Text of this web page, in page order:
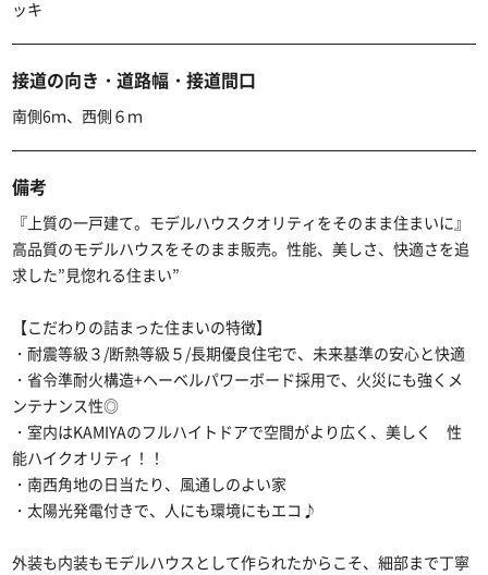
ッキ
接道の向き・道路幅・接道間口
南側6ｍ、西側６ｍ
備考
『上質の一戸建て。モデルハウスクオリティをそのまま住まいに』
高品質のモデルハウスをそのまま販売。性能、美しさ、快適さを追
求した”見惚れる住まい”
【こだわりの詰まった住まいの特徴】
・耐震等級３/断熱等級５/長期優良住宅で、未来基準の安心と快適
・省令準耐火構造+ヘーベルパワーボード採用で、火災にも強くメ
ンテナンス性◎
・室内はKAMIYAのフルハイトドアで空間がより広く、美しく 性
能ハイクオリティ！！
・南西角地の日当たり、風通しのよい家
・太陽光発電付きで、人にも環境にもエコ♪
外装も内装もモデルハウスとして作られたからこそ、細部まで丁寧